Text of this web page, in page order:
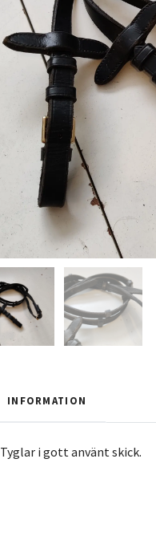
INFORMATION
Tyglar i gott använt skick.